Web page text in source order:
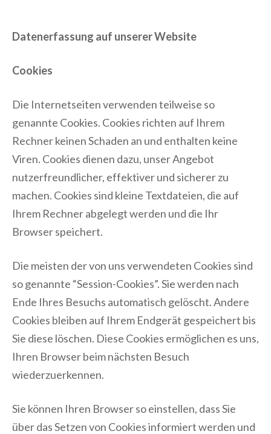
Datenerfassung auf unserer Website
Cookies
Die Internetseiten verwenden teilweise so
genannte Cookies. Cookies richten auf Ihrem
Rechner keinen Schaden an und enthalten keine
Viren. Cookies dienen dazu, unser Angebot
nutzerfreundlicher, effektiver und sicherer zu
machen. Cookies sind kleine Textdateien, die auf
Ihrem Rechner abgelegt werden und die Ihr
Browser speichert.
Die meisten der von uns verwendeten Cookies sind
so genannte “Session-Cookies”. Sie werden nach
Ende Ihres Besuchs automatisch gelöscht. Andere
Cookies bleiben auf Ihrem Endgerät gespeichert bis
Sie diese löschen. Diese Cookies ermöglichen es uns,
Ihren Browser beim nächsten Besuch
wiederzuerkennen.
Sie können Ihren Browser so einstellen, dass Sie
über das Setzen von Cookies informiert werden und